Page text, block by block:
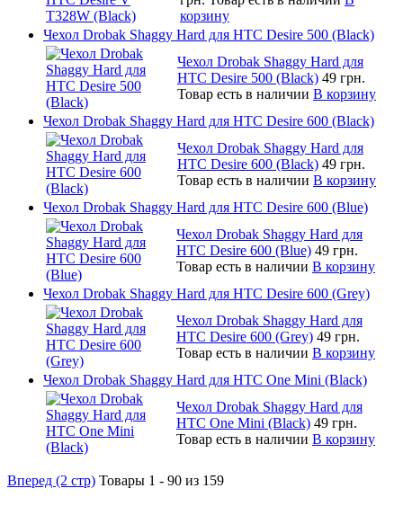
корзину
Чехол Drobak Shaggy Hard для HTC Desire 500 (Black)
Чехол Drobak Shaggy Hard для
HTC Desire 500 (Black) 49 грн.
Товар есть в наличии В корзину
Чехол Drobak Shaggy Hard для HTC Desire 600 (Black)
Чехол Drobak Shaggy Hard для
HTC Desire 600 (Black) 49 грн.
Товар есть в наличии В корзину
Чехол Drobak Shaggy Hard для HTC Desire 600 (Blue)
Чехол Drobak Shaggy Hard для
HTC Desire 600 (Blue) 49 грн.
Товар есть в наличии В корзину
Чехол Drobak Shaggy Hard для HTC Desire 600 (Grey)
Чехол Drobak Shaggy Hard для
HTC Desire 600 (Grey) 49 грн.
Товар есть в наличии В корзину
Чехол Drobak Shaggy Hard для HTC One Mini (Black)
Чехол Drobak Shaggy Hard для
HTC One Mini (Black) 49 грн.
Товар есть в наличии В корзину
Вперед (2 стр) Товары 1 - 90 из 159